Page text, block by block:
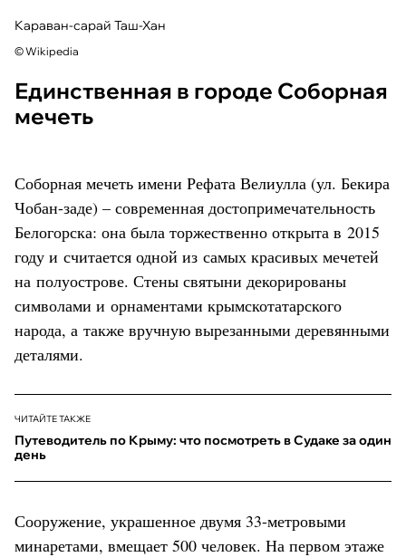
Караван-сарай Таш-Хан
© Wikipedia
Единственная в городе Соборная
мечеть
Соборная мечеть имени Рефата Велиулла (ул. Бекира
Чобан-заде) – современная достопримечательность
Белогорска: она была торжественно открыта в 2015
году и считается одной из самых красивых мечетей
на полуострове. Стены святыни декорированы
символами и орнаментами крымскотатарского
народа, а также вручную вырезанными деревянными
деталями.
ЧИТАЙТЕ ТАКЖЕ
Путеводитель по Крыму: что посмотреть в Судаке за один
день
Сооружение, украшенное двумя 33-метровыми
минаретами, вмещает 500 человек. На первом этаже